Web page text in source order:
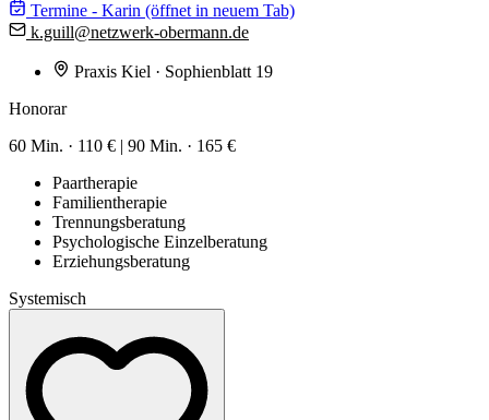
Termine - Karin (öffnet in neuem Tab)
k.guill@netzwerk-obermann.de
Praxis Kiel · Sophienblatt 19
Honorar
60 Min. · 110 € | 90 Min. · 165 €
Paartherapie
Familientherapie
Trennungsberatung
Psychologische Einzelberatung
Erziehungsberatung
Systemisch